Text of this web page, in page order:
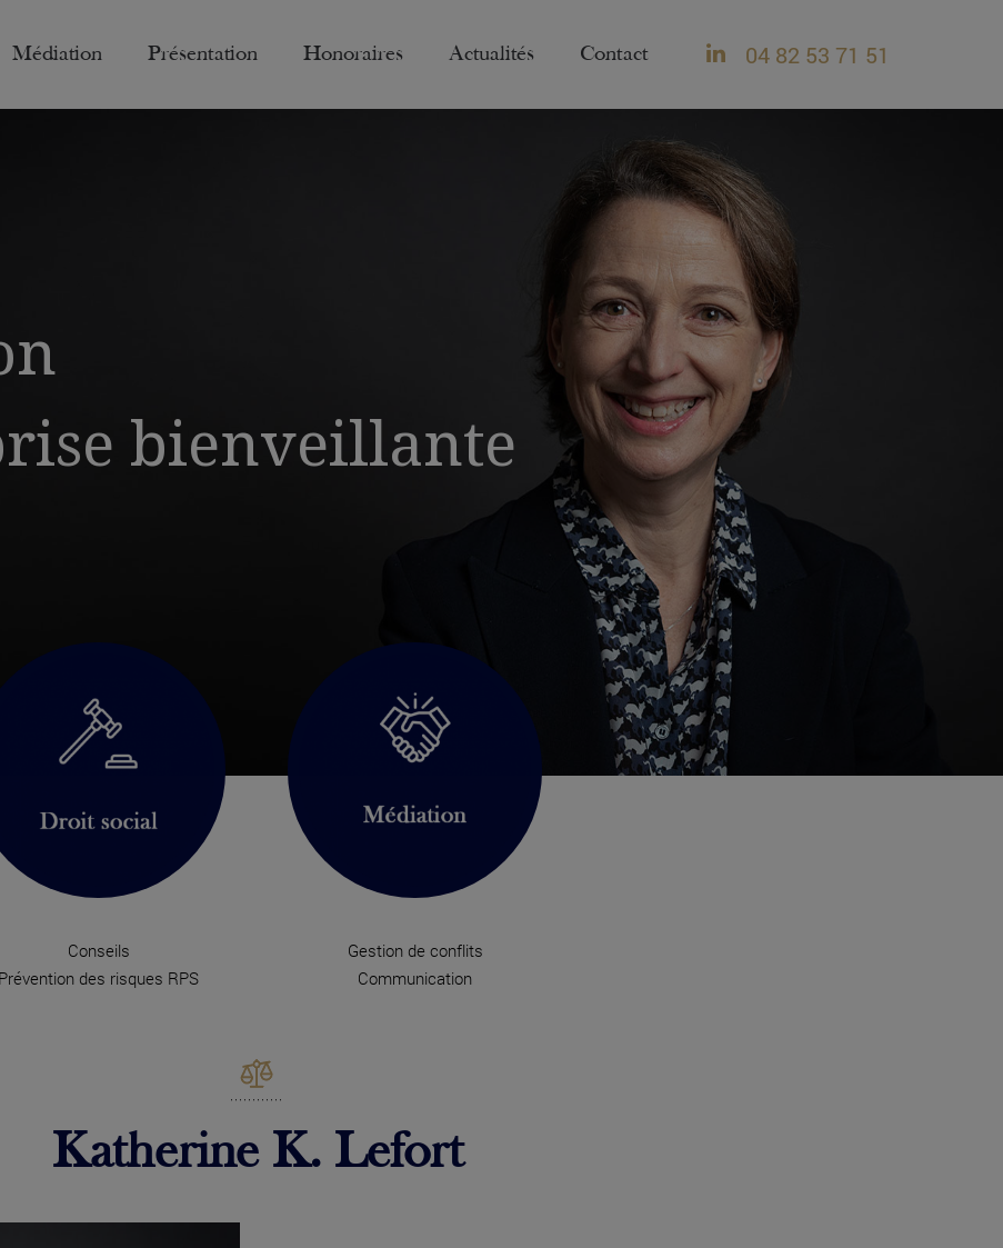
Médiation Présentation Honoraires Actualités Contact 04 82 53 71 51
bienveillante
Conseils
Prévention des risques RPS
Gestion de conflits
Communication
Katherine K. Lefort